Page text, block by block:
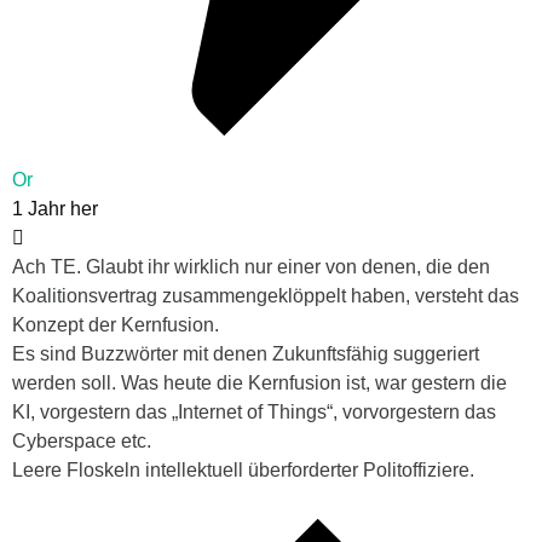
Or
1 Jahr her
Ach TE. Glaubt ihr wirklich nur einer von denen, die den
Koalitionsvertrag zusammengeklöppelt haben, versteht das
Konzept der Kernfusion.
Es sind Buzzwörter mit denen Zukunftsfähig suggeriert
werden soll. Was heute die Kernfusion ist, war gestern die
KI, vorgestern das „Internet of Things“, vorvorgestern das
Cyberspace etc.
Leere Floskeln intellektuell überforderter Politoffiziere.